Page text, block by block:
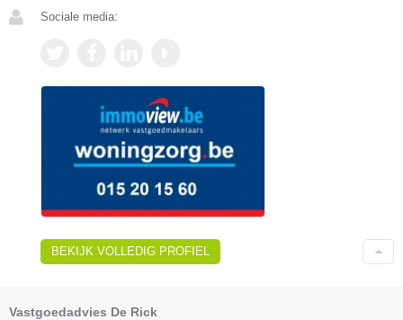
Sociale media:
BEKIJK VOLLEDIG PROFIEL
Vastgoedadvies De Rick